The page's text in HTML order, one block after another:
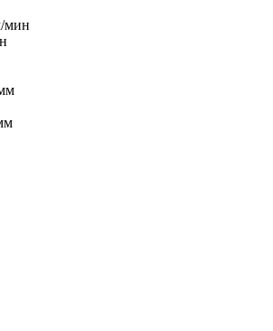
мин